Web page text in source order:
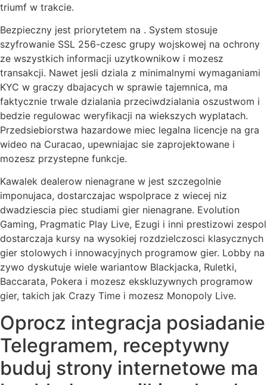
triumf w trakcie.
Bezpieczny jest priorytetem na . System stosuje
szyfrowanie SSL 256-czesc grupy wojskowej na ochrony
ze wszystkich informacji uzytkownikow i mozesz
transakcji. Nawet jesli dziala z minimalnymi wymaganiami
KYC w graczy dbajacych w sprawie tajemnica, ma
faktycznie trwale dzialania przeciwdzialania oszustwom i
bedzie regulowac weryfikacji na wiekszych wyplatach.
Przedsiebiorstwa hazardowe miec legalna licencje na gra
wideo na Curacao, upewniajac sie zaprojektowane i
mozesz przystepne funkcje.
Kawalek dealerow nienagrane w jest szczegolnie
imponujaca, dostarczajac wspolprace z wiecej niz
dwadziescia piec studiami gier nienagrane. Evolution
Gaming, Pragmatic Play Live, Ezugi i inni prestizowi zespol
dostarczaja kursy na wysokiej rozdzielczosci klasycznych
gier stolowych i innowacyjnych programow gier. Lobby na
zywo dyskutuje wiele wariantow Blackjacka, Ruletki,
Baccarata, Pokera i mozesz ekskluzywnych programow
gier, takich jak Crazy Time i mozesz Monopoly Live.
Oprocz integracja posiadanie
Telegramem, receptywny
buduj strony internetowe ma